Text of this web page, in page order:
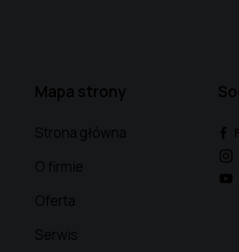
Mapa strony
Strona główna
O firmie
Oferta
Serwis